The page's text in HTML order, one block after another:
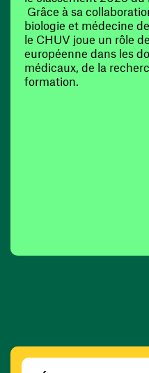
Grâce à sa
biologie et médecine
le CHUV joue un rôle
européenne dans les
médicaux, de la
formation.